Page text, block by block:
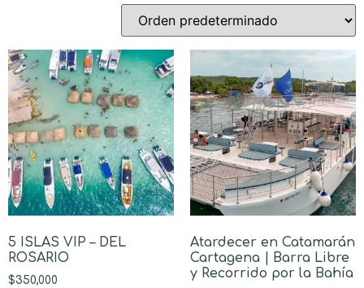
5 ISLAS VIP – DEL
ROSARIO
$350,000
Atardecer en Catamarán
Cartagena | Barra Libre
y Recorrido por la Bahía